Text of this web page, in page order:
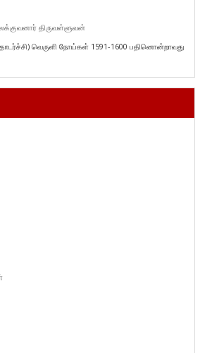
திருவள்ளுவன்
வெருளி நோய்கள் 1591-1600 பதினொன்றாவது